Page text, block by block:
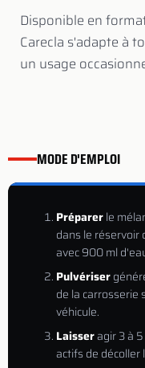
Disponible en
Carecla s'adapte à
un usage
MODE D'EMPLOI
Préparerle
dans le réservoir
avec 900 ml
Pulvériser
de la carrosserie
véhicule.
Laisseragir 3 à
actifs de décoller